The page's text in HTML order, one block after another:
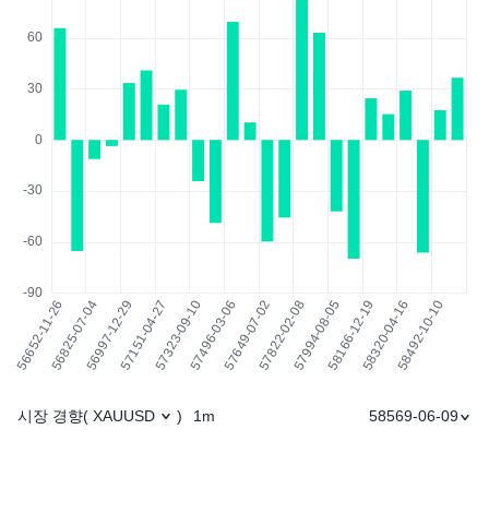
시장 경향( XAUUSD ) 1m 58569-06-09